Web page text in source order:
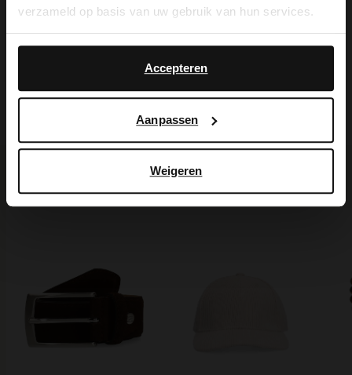
verzameld op basis van uw gebruik van hun services.
Accepteren
Aanpassen
Weigeren
Ich suche es für Sie
Lieferung & Rücksendung
English